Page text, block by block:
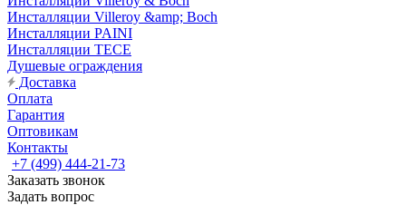
Инсталляции Villeroy &amp; Boch
Инсталляции PAINI
Инсталляции TECE
Душевые ограждения
Доставка
Оплата
Гарантия
Оптовикам
Контакты
+7 (499) 444-21-73
Заказать звонок
Задать вопрос